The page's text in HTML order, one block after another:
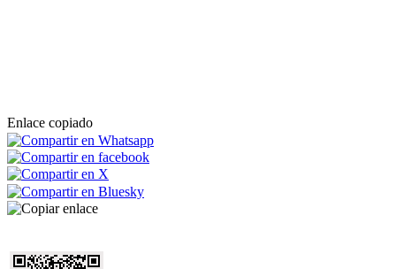
Enlace copiado